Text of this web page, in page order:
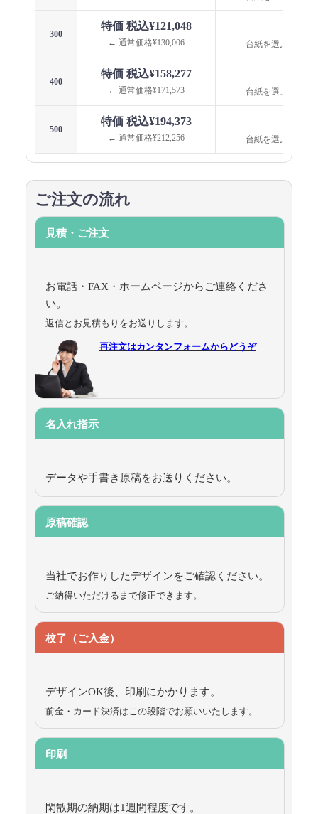
300
特価 税込¥121,048
← 通常価格¥130,006 台紙を選ぶと価格
400
特価 税込¥158,277
← 通常価格¥171,573 台紙を選ぶと価格
500
特価 税込¥194,373
← 通常価格¥212,256 台紙を選ぶと価格
ご注文の流れ
見積・ご注文
お電話・FAX・ホームページからご連絡くださ
い。
返信とお見積もりをお送りします。
再注文はカンタンフォームからどうぞ
名入れ指示
データや手書き原稿をお送りください。
原稿確認
当社でお作りしたデザインをご確認ください。
ご納得いただけるまで修正できます。
校了（ご入金）
デザインOK後、印刷にかかります。
前金・カード決済はこの段階でお願いいたします。
印刷
閑散期の納期は1週間程度です。